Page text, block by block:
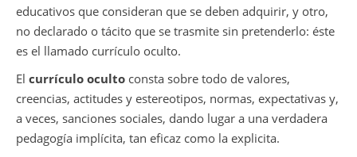
educativos que consideran que se deben adquirir, y otro,
no declarado o tácito que se trasmite sin pretenderlo: éste
es el llamado currículo oculto.
El currículo oculto consta sobre todo de valores,
creencias, actitudes y estereotipos, normas, expectativas y,
a veces, sanciones sociales, dando lugar a una verdadera
pedagogía implícita, tan eficaz como la explicita.